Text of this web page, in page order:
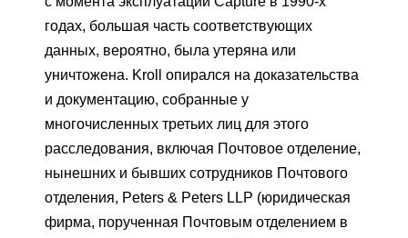
годах, большая часть соответствующих
данных, вероятно, была утеряна или
уничтожена. Kroll опирался на доказательства
и документацию, собранные у
многочисленных третьих лиц для этого
расследования, включая Почтовое отделение,
нынешних и бывших сотрудников Почтового
отделения, Peters & Peters LLP (юридическая
фирма, порученная Почтовым отделением в